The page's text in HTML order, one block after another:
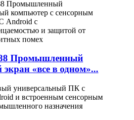
Промышленный
экран «все в одном»...